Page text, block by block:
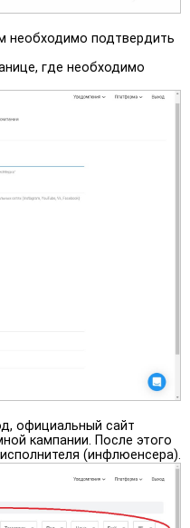
необходимо подтвердить
где необходимо
официальный сайт
кампании. После этого
(инфлюенсера).